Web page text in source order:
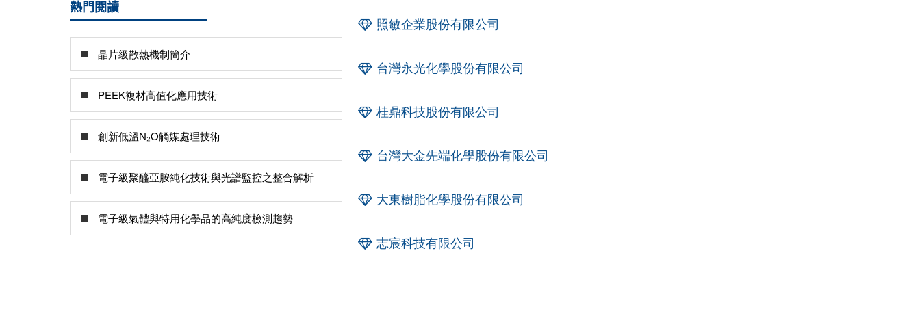
熱門閱讀
晶片級散熱機制簡介
PEEK複材高值化應用技術
創新低溫N₂O觸媒處理技術
電子級聚醯亞胺純化技術與光譜監控之整合解析
電子級氣體與特用化學品的高純度檢測趨勢
照敏企業股份有限公司
台灣永光化學股份有限公司
桂鼎科技股份有限公司
台灣大金先端化學股份有限公司
大東樹脂化學股份有限公司
志宸科技有限公司